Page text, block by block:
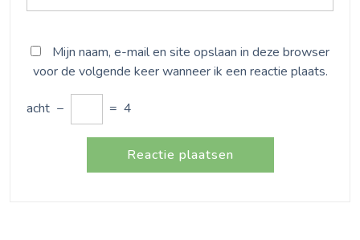
Mijn naam, e-mail en site opslaan in deze browser
voor de volgende keer wanneer ik een reactie plaats.
acht − = 4